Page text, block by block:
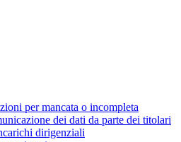
per mancata o incompleta
dei dati da parte dei titolari
dirigenziali